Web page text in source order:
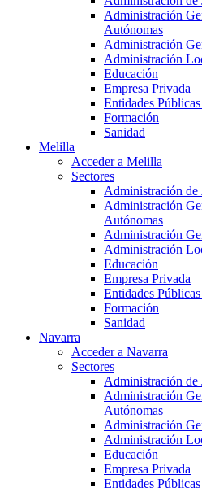
Administración
Autónomas
Administración
Administración
Educación
Empresa Privada
Entidades
Formación
Sanidad
Melilla
Acceder a Melilla
Sectores
Administración de
Administración
Autónomas
Administración
Administración
Educación
Empresa Privada
Entidades
Formación
Sanidad
Navarra
Acceder a Navarra
Sectores
Administración de
Administración
Autónomas
Administración
Administración
Educación
Empresa Privada
Entidades